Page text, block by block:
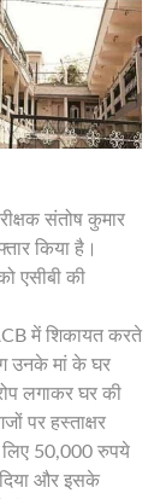
Privacy
Policy
Terms
of
Service
संतोष कुमार
किया है।
एसीबी की
में शिकायत करते
उनके मां के घर
लगाकर घर की
पर हस्ताक्षर
लिए 50,000 रुपये
और इसके